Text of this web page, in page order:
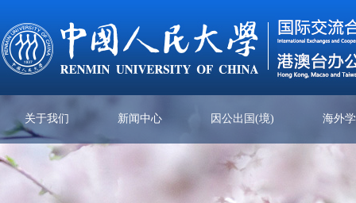
关于我们 新闻中心 因公出国(境) 海外